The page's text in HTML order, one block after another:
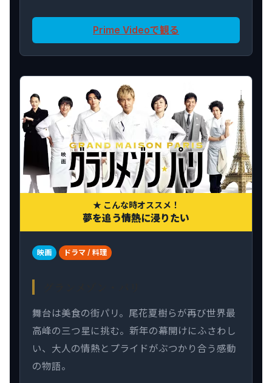
Prime Videoで観る
★ こんな時オススメ！
夢を追う情熱に浸りたい
映画 ドラマ / 料理
舞台は美食の街パリ。尾花夏樹らが再び世界最
高峰の三つ星に挑む。新年の幕開けにふさわし
い、大人の情熱とプライドがぶつかり合う感動
の物語。